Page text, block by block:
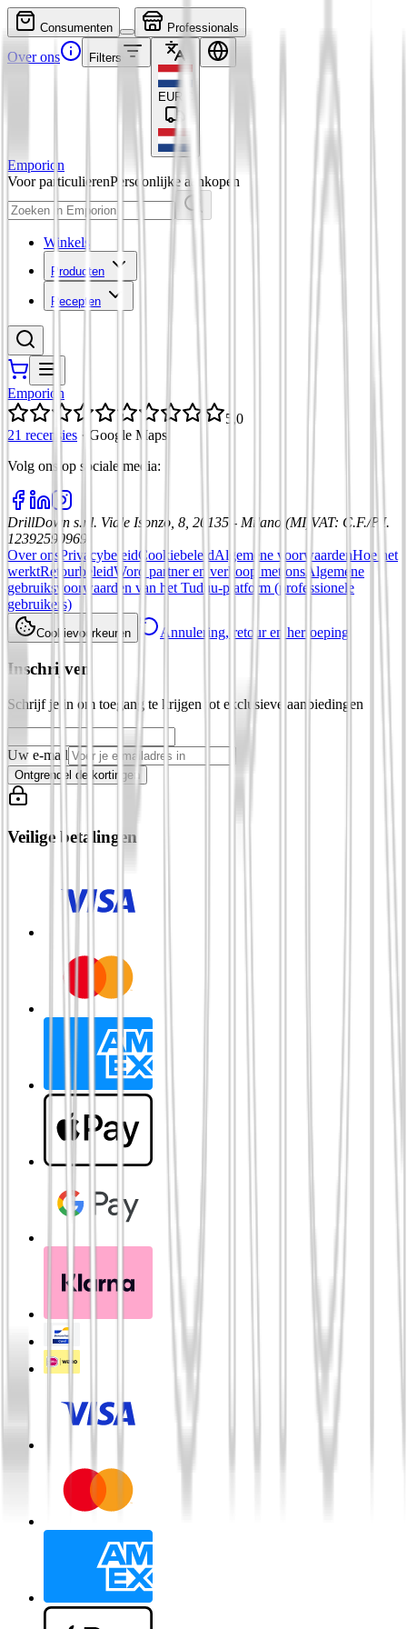
Consumenten Professionals
Over ons Filters
EUR
Emporion
Voor particulierenPersoonlijke aankopen
Winkels
Producten
Recepten
Emporion
5,0
21 recensies · Google Maps
Volg ons op sociale media:
DrillDown s.r.l. Viale Isonzo, 8, 20135 - Milano (MI) VAT: C.F./P.I.
12392590969
Over ons PrivacybeleidCookiebeleidAlgemene voorwaardenHoe het
werktRetourbeleidWord partner en verkoop met ons Algemene
gebruiksvoorwaarden van het Tuduu-platform (professionele
gebruikers)
Cookievoorkeuren Annulering, retour en herroeping
Inschrijven
Schrijf je in om toegang te krijgen tot exclusieve aanbiedingen
Uw e-mail
Ontgrendel de kortingen
Veilige betalingen